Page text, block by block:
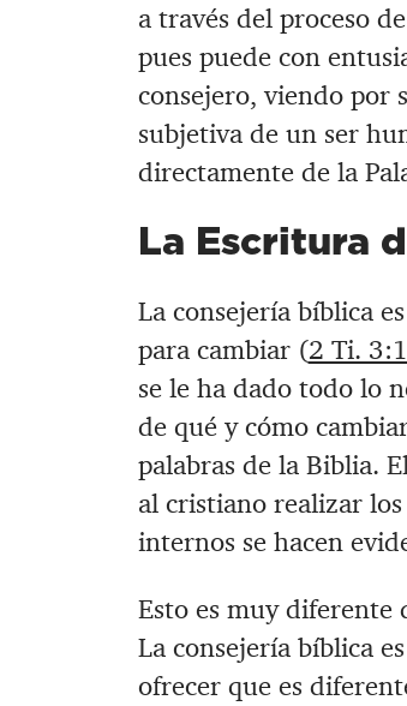
a través del proceso
pues puede con
consejero, viendo por
subjetiva de un ser
directamente de la
La Escritura
La consejería bíblica
para cambiar (2 Ti.
se le ha dado todo lo
de qué y cómo
palabras de la Biblia.
al cristiano realizar
internos se hacen
Esto es muy diferente
La consejería bíblica
ofrecer que es